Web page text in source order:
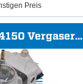
Preis
Vergaser...